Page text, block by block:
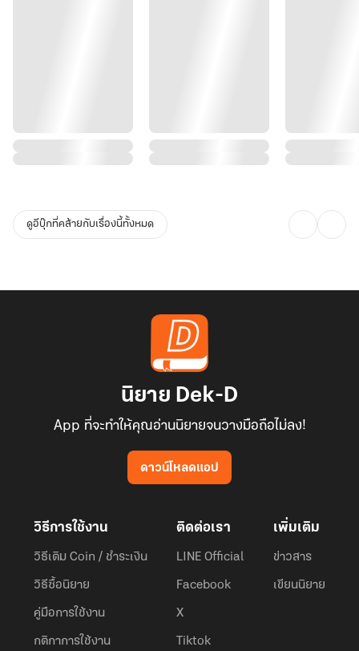
ดูอีบุ๊กที่คล้ายกับเรื่องนี้ทั้งหมด
นิยาย Dek-D
App ที่จะทำให้คุณอ่านนิยายจนวางมือถือไม่ลง!
ดาวน์โหลดแอป
วิธีการใช้งาน
วิธีเติม Coin / ชำระเงิน
วิธีซื้อนิยาย
คู่มือการใช้งาน
กติกาการใช้งาน
ติดต่อเรา
LINE Official
Facebook
X
Tiktok
เพิ่มเติม
ข่าวสาร
เขียนนิยาย